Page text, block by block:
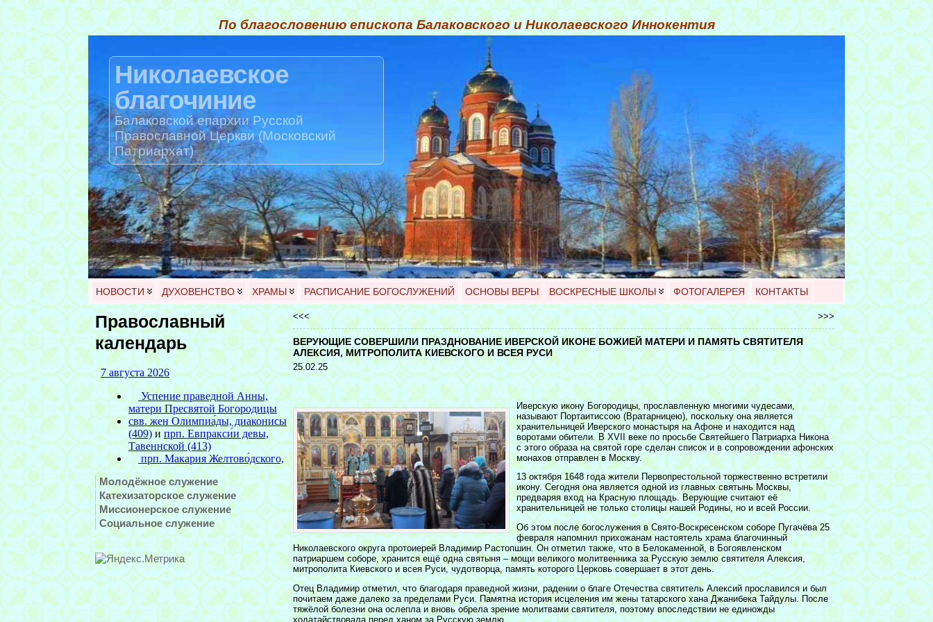
По благословению епископа Балаковского и Николаевского Иннокентия
Николаевское
благочиние
Балаковской епархии Русской
Православной Церкви (Московский
Патриархат)
НОВОСТИ ДУХОВЕНСТВО ХРАМЫ РАСПИСАНИЕ БОГОСЛУЖЕНИЙ ОСНОВЫ ВЕРЫ ВОСКРЕСНЫЕ ШКОЛЫ ФОТОГАЛЕРЕЯ КОНТАКТЫ
Православный
календарь
Молодёжное служение
Катехизаторское служение
Миссионерское служение
Социальное служение
<<< >>>
ВЕРУЮЩИЕ СОВЕРШИЛИ ПРАЗДНОВАНИЕ ИВЕРСКОЙ ИКОНЕ БОЖИЕЙ МАТЕРИ И ПАМЯТЬ СВЯТИТЕЛЯ
АЛЕКСИЯ, МИТРОПОЛИТА КИЕВСКОГО И ВСЕЯ РУСИ
25.02.25
Иверскую икону Богородицы, прославленную многими чудесами,
называют Портаитиссою (Вратарницею), поскольку она является
хранительницей Иверского монастыря на Афоне и находится над
воротами обители. В XVII веке по просьбе Святейшего Патриарха Никона
с этого образа на святой горе сделан список и в сопровождении афонских
монахов отправлен в Москву.
13 октября 1648 года жители Первопрестольной торжественно встретили
икону. Сегодня она является одной из главных святынь Москвы,
предваряя вход на Красную площадь. Верующие считают её
хранительницей не только столицы нашей Родины, но и всей России.
Об этом после богослужения в Свято-Воскресенском соборе Пугачёва 25
февраля напомнил прихожанам настоятель храма благочинный
Николаевского округа протоиерей Владимир Растопшин. Он отметил также, что в Белокаменной, в Богоявленском
патриаршем соборе, хранится ещё одна святыня – мощи великого молитвенника за Русскую землю святителя Алексия,
митрополита Киевского и всея Руси, чудотворца, память которого Церковь совершает в этот день.
Отец Владимир отметил, что благодаря праведной жизни, радении о благе Отечества святитель Алексий прославился и был
почитаем даже далеко за пределами Руси. Памятна история исцеления им жены татарского хана Джанибека Тайдулы. После
тяжёлой болезни она ослепла и вновь обрела зрение молитвами святителя, поэтому впоследствии не единожды
ходатайствовала перед ханом за Русскую землю.